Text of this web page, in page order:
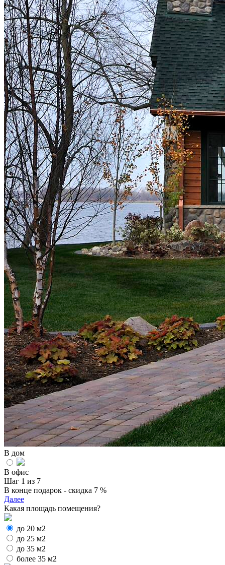
В дом
В офис
Шаг 1 из 7
В конце подарок - скидка 7 %
Далее
Какая площадь помещения?
до 20 м2
до 25 м2
до 35 м2
более 35 м2